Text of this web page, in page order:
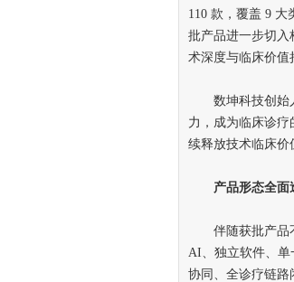
110 款，覆盖 9
批产品进一步切入
术深度与临床价值
数坤科技创始人
力，成为临床诊
续释放技术临床价
产品形态全面迭
伴随获批产品不
AI、独立软件、单
协同、全诊疗链路